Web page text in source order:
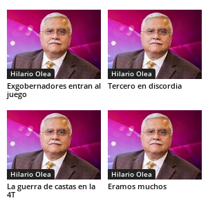
Hilario Olea
Exgobernadores entran al
juego
Hilario Olea
Tercero en discordia
Hilario Olea
La guerra de castas en la
4T
Hilario Olea
Eramos muchos